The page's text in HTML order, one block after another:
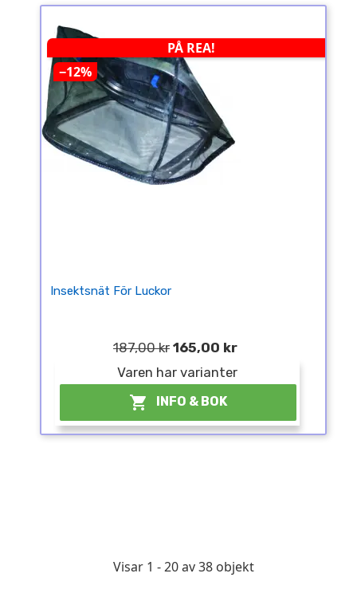
PÅ REA!
−12%
Insektsnät För Luckor
187,00 kr 165,00 kr
Varen har varianter
 INFO & BOK
Visar 1 - 20 av 38 objekt